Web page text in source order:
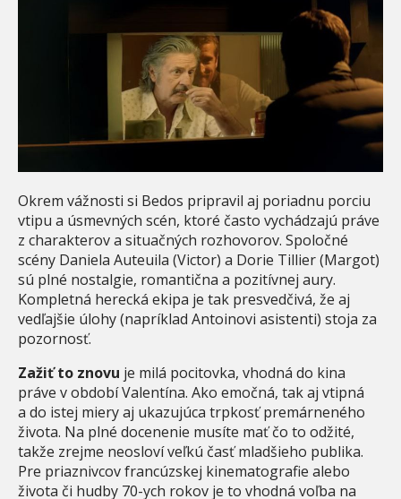
Okrem vážnosti si Bedos pripravil aj poriadnu porciu
vtipu a úsmevných scén, ktoré často vychádzajú práve
z charakterov a situačných rozhovorov. Spoločné
scény Daniela Auteuila (Victor) a Dorie Tillier (Margot)
sú plné nostalgie, romantična a pozitívnej aury.
Kompletná herecká ekipa je tak presvedčivá, že aj
vedľajšie úlohy (napríklad Antoinovi asistenti) stoja za
pozornosť.
Zažiť to znovu je milá pocitovka, vhodná do kina
práve v období Valentína. Ako emočná, tak aj vtipná
a do istej miery aj ukazujúca trpkosť premárneného
života. Na plné docenenie musíte mať čo to odžité,
takže zrejme neosloví veľkú časť mladšieho publika.
Pre priaznivcov francúzskej kinematografie alebo
života či hudby 70-ych rokov je to vhodná voľba na